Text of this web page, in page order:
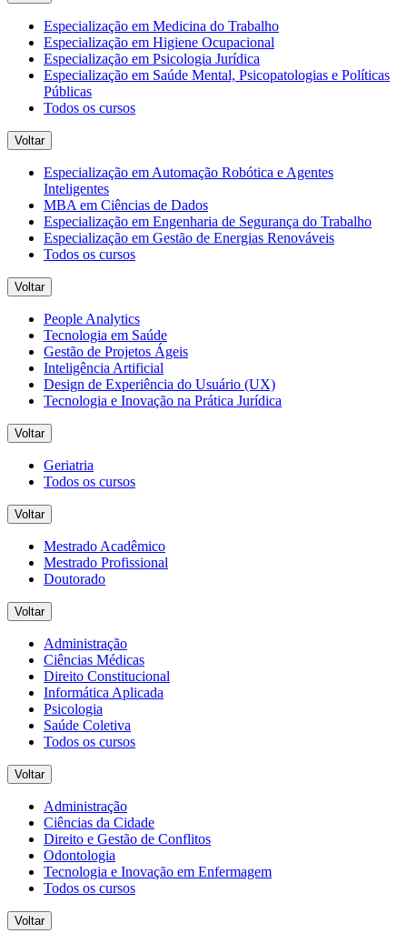
Especialização em Medicina do Trabalho
Especialização em Higiene Ocupacional
Especialização em Psicologia Jurídica
Especialização em Saúde Mental, Psicopatologias e Políticas
Públicas
Todos os cursos
Voltar
Especialização em Automação Robótica e Agentes
Inteligentes
MBA em Ciências de Dados
Especialização em Engenharia de Segurança do Trabalho
Especialização em Gestão de Energias Renováveis
Todos os cursos
Voltar
People Analytics
Tecnologia em Saúde
Gestão de Projetos Ágeis
Inteligência Artificial
Design de Experiência do Usuário (UX)
Tecnologia e Inovação na Prática Jurídica
Voltar
Geriatria
Todos os cursos
Voltar
Mestrado Acadêmico
Mestrado Profissional
Doutorado
Voltar
Administração
Ciências Médicas
Direito Constitucional
Informática Aplicada
Psicologia
Saúde Coletiva
Todos os cursos
Voltar
Administração
Ciências da Cidade
Direito e Gestão de Conflitos
Odontologia
Tecnologia e Inovação em Enfermagem
Todos os cursos
Voltar